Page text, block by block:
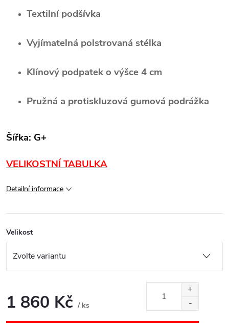
Textilní podšívka
Vyjímatelná polstrovaná stélka
Klínový podpatek o výšce 4 cm
Pružná a protiskluzová gumová podrážka
Šířka: G+
VELIKOSTNÍ TABULKA
Detailní informace
Velikost
1 860 Kč / ks